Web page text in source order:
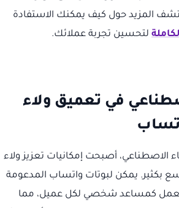
المزيد حول كيف يمكنك الاستفادة
لتحسين تجربة عملائك.
في تعميق ولاء
الاصطناعي، أصبحت إمكانيات تعزيز ولاء
بكثير. يمكن لبوتات واتساب المدعومة
تعمل كمساعد شخصي لكل عميل، مما